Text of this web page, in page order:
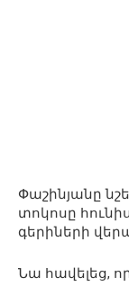
Փաշինյանը
տոկոսը
գերիների
Նա հավելեց,